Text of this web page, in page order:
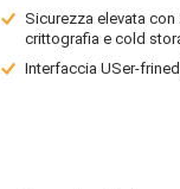
Sicurezza elevata con
crittografia e cold
Interfaccia USer-